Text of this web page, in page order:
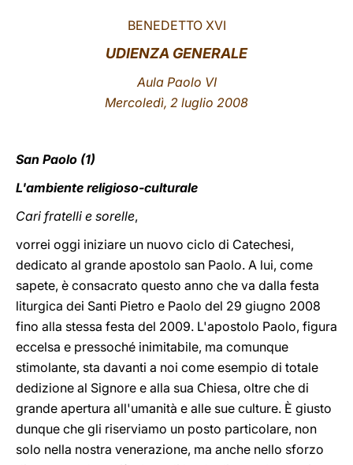
BENEDETTO XVI
UDIENZA GENERALE
Aula Paolo VI
Mercoledì, 2 luglio 2008
San Paolo (1)
L'ambiente religioso-culturale
Cari fratelli e sorelle,
vorrei oggi iniziare un nuovo ciclo di Catechesi,
dedicato al grande apostolo san Paolo. A lui, come
sapete, è consacrato questo anno che va dalla festa
liturgica dei Santi Pietro e Paolo del 29 giugno 2008
fino alla stessa festa del 2009. L'apostolo Paolo, figura
eccelsa e pressoché inimitabile, ma comunque
stimolante, sta davanti a noi come esempio di totale
dedizione al Signore e alla sua Chiesa, oltre che di
grande apertura all'umanità e alle sue culture. È giusto
dunque che gli riserviamo un posto particolare, non
solo nella nostra venerazione, ma anche nello sforzo